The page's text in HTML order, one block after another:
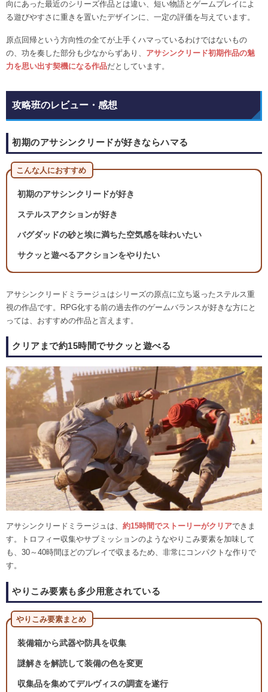
向にあった最近のシリーズ作品とは違い、短い物語とゲームプレイによ
る遊びやすさに重きを置いたデザインに、一定の評価を与えています。
原点回帰という方向性の全てが上手くハマっているわけではないもの
の、功を奏した部分も少なからずあり、 アサシンクリード初期作品の魅
力を思い出す契機になる作品だとしています。
攻略班のレビュー・感想
初期のアサシンクリードが好きならハマる
こんな人におすすめ
初期のアサシンクリードが好き
ステルスアクションが好き
バグダッドの砂と埃に満ちた空気感を味わいたい
サクッと遊べるアクションをやりたい
アサシンクリードミラージュはシリーズの原点に立ち返ったステルス重
視の作品です。RPG化する前の過去作のゲームバランスが好きな方にと
っては、おすすめの作品と言えます。
クリアまで約15時間でサクッと遊べる
アサシンクリードミラージュは、 約15時間でストーリーがクリアできま
す。トロフィー収集やサブミッションのようなやりこみ要素を加味して
も、30～40時間ほどのプレイで収まるため、非常にコンパクトな作りで
す。
やりこみ要素も多少用意されている
やりこみ要素まとめ
装備箱から武器や防具を収集
謎解きを解読して装備の色を変更
収集品を集めてデルヴィスの調査を遂行